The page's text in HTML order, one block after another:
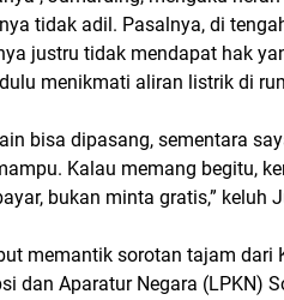
tidak adil. Pasalnya, di
justru tidak mendapat hak
menikmati aliran listrik di
bisa dipasang, sementara
Kalau memang begitu,
bukan minta gratis,” keluh
memantik sorotan tajam dari
dan Aparatur Negara (LPKN)